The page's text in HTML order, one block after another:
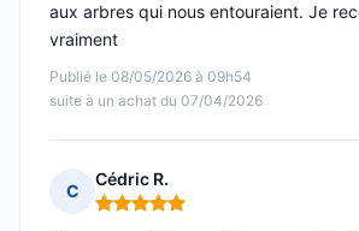
Publié le 08/05/2026 à 09h54
suite à un achat du 07/04/2026
aux arbres qui nous entouraient. Je
vraiment
C
Cédric R.
Note : 5 sur 5